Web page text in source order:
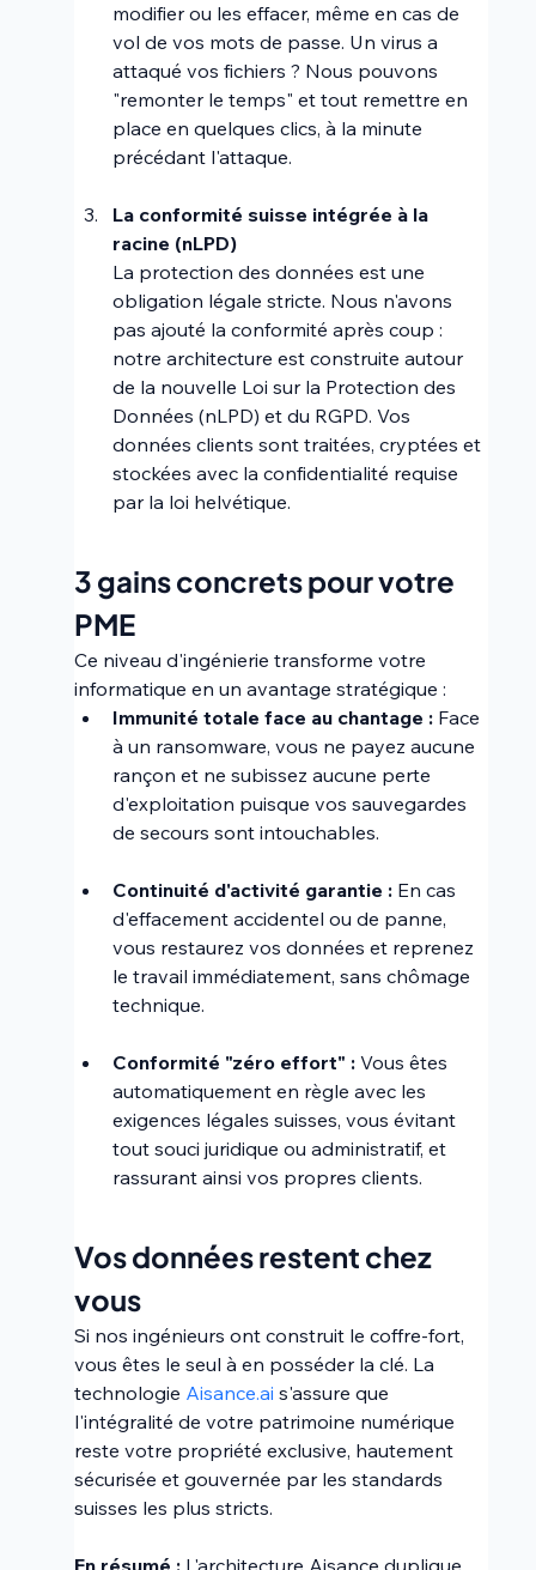
modifier ou les effacer, même en cas de
vol de vos mots de passe. Un virus a
attaqué vos fichiers ? Nous pouvons
"remonter le temps" et tout remettre en
place en quelques clics, à la minute
précédant l'attaque.
La conformité suisse intégrée à la
racine (nLPD)
La protection des données est une
obligation légale stricte. Nous n'avons
pas ajouté la conformité après coup :
notre architecture est construite autour
de la nouvelle Loi sur la Protection des
Données (nLPD) et du RGPD. Vos
données clients sont traitées, cryptées et
stockées avec la confidentialité requise
par la loi helvétique.
3 gains concrets pour votre
PME
Ce niveau d'ingénierie transforme votre
informatique en un avantage stratégique :
Immunité totale face au chantage : Face
à un ransomware, vous ne payez aucune
rançon et ne subissez aucune perte
d'exploitation puisque vos sauvegardes
de secours sont intouchables.
Continuité d'activité garantie : En cas
d'effacement accidentel ou de panne,
vous restaurez vos données et reprenez
le travail immédiatement, sans chômage
technique.
Conformité "zéro effort" : Vous êtes
automatiquement en règle avec les
exigences légales suisses, vous évitant
tout souci juridique ou administratif, et
rassurant ainsi vos propres clients.
Vos données restent chez
vous
Si nos ingénieurs ont construit le coffre-fort,
vous êtes le seul à en posséder la clé. La
technologie Aisance.ai s'assure que
l'intégralité de votre patrimoine numérique
reste votre propriété exclusive, hautement
sécurisée et gouvernée par les standards
suisses les plus stricts.